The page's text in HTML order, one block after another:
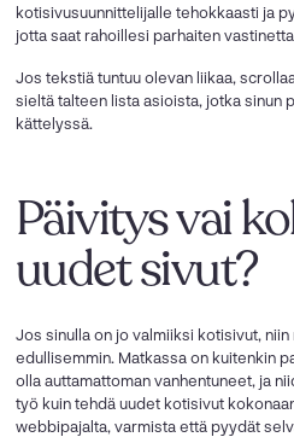
kotisivusuunnittelijalle tehokkaasti ja
jotta saat rahoillesi parhaiten
Jos tekstiä tuntuu olevan liikaa,
sieltä talteen lista asioista, jotka sinun
kättelyssä.
Päivitys vai
uudet sivut?
Jos sinulla on jo valmiiksi kotisivut,
edullisemmin. Matkassa on kuitenkin
olla auttamattoman vanhentuneet, ja
työ kuin tehdä uudet kotisivut
webbipajalta, varmista että pyydät